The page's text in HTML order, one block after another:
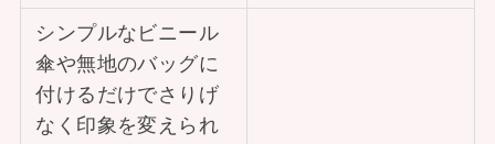
シンプルなビニール
傘や無地のバッグに
付けるだけでさりげ
なく印象を変えられ